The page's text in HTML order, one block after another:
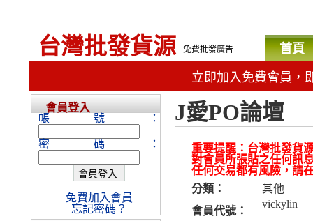
台灣批發貨源 免費批發廣告 首頁
立即加入免費會員，
J愛PO論壇
重要提醒：台灣批發貨
對會員所張貼之任何訊
任何交易都有風險，請
分類：
其他
會員代號：
vickylin
會員登入
帳號：
密碼：
免費加入會員
忘記密碼？